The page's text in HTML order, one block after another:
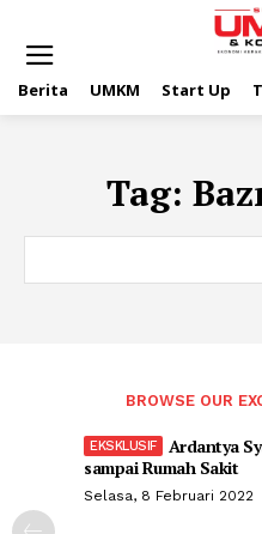
Berita UMKM Start Up
Tag:
BROWSE OUR
Ardantya
sampai Rumah Sakit
Selasa, 8 Februari 2022